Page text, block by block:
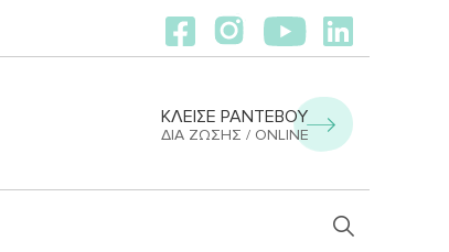
ΚΛΕΙΣΕ ΡΑΝΤΕΒΟΥ
ΔΙΑ ΖΏΣΗΣ / ONLINE